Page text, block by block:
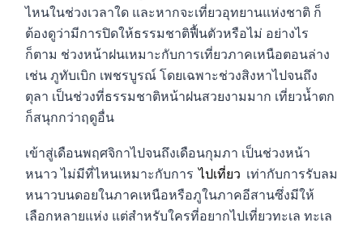
ไหนในช่วงเวลาใด และหากจะเที่ยวอุทยานแห่งชาติ ก็
ต้องดูว่ามีการปิดให้ธรรมชาติฟื้นตัวหรือไม่ อย่างไร
ก็ตาม ช่วงหน้าฝนเหมาะกับการเที่ยวภาคเหนือตอนล่าง
เช่น ภูทับเบิก เพชรบูรณ์ โดยเฉพาะช่วงสิงหาไปจนถึง
ตุลา เป็นช่วงที่ธรรมชาติหน้าฝนสวยงามมาก เที่ยวน้ำตก
ก็สนุกกว่าฤดูอื่น
เข้าสู่เดือนพฤศจิกาไปจนถึงเดือนกุมภา เป็นช่วงหน้า
หนาว ไม่มีที่ไหนเหมาะกับการ ไปเที่ยว เท่ากับการรับลม
หนาวบนดอยในภาคเหนือหรือภูในภาคอีสานซึ่งมีให้
เลือกหลายแห่ง แต่สำหรับใครที่อยากไปเที่ยวทะเล ทะเล